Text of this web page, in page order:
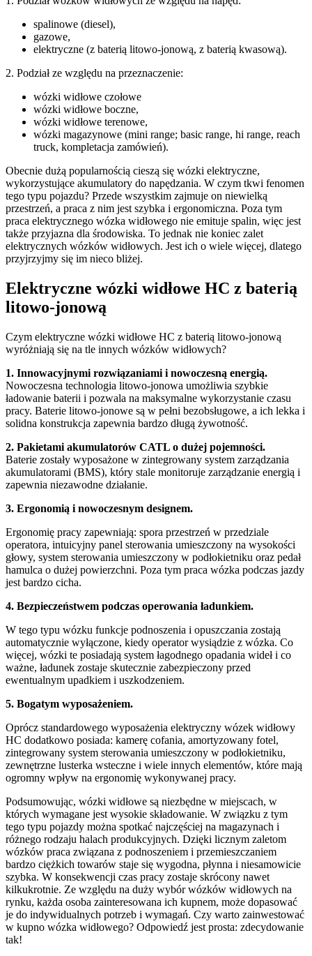
spalinowe (diesel),
gazowe,
elektryczne (z baterią litowo-jonową, z baterią kwasową).
2. Podział ze względu na przeznaczenie:
wózki widłowe czołowe
wózki widłowe boczne,
wózki widłowe terenowe,
wózki magazynowe (mini range; basic range, hi range, reach
truck, kompletacja zamówień).
Obecnie dużą popularnością cieszą się wózki elektryczne,
wykorzystujące akumulatory do napędzania. W czym tkwi fenomen
tego typu pojazdu? Przede wszystkim zajmuje on niewielką
przestrzeń, a praca z nim jest szybka i ergonomiczna. Poza tym
praca elektrycznego wózka widłowego nie emituje spalin, więc jest
także przyjazna dla środowiska. To jednak nie koniec zalet
elektrycznych wózków widłowych. Jest ich o wiele więcej, dlatego
przyjrzyjmy się im nieco bliżej.
Elektryczne wózki widłowe HC z baterią
litowo-jonową
Czym elektryczne wózki widłowe HC z baterią litowo-jonową
wyróżniają się na tle innych wózków widłowych?
1. Innowacyjnymi rozwiązaniami i nowoczesną energią.
Nowoczesna technologia litowo-jonowa umożliwia szybkie
ładowanie baterii i pozwala na maksymalne wykorzystanie czasu
pracy. Baterie litowo-jonowe są w pełni bezobsługowe, a ich lekka i
solidna konstrukcja zapewnia bardzo długą żywotność.
2. Pakietami akumulatorów CATL o dużej pojemności.
Baterie zostały wyposażone w zintegrowany system zarządzania
akumulatorami (BMS), który stale monitoruje zarządzanie energią i
zapewnia niezawodne działanie.
3. Ergonomią i nowoczesnym designem.
Ergonomię pracy zapewniają: spora przestrzeń w przedziale
operatora, intuicyjny panel sterowania umieszczony na wysokości
głowy, system sterowania umieszczony w podłokietniku oraz pedał
hamulca o dużej powierzchni. Poza tym praca wózka podczas jazdy
jest bardzo cicha.
4. Bezpieczeństwem podczas operowania ładunkiem.
W tego typu wózku funkcje podnoszenia i opuszczania zostają
automatycznie wyłączone, kiedy operator wysiądzie z wózka. Co
więcej, wózki te posiadają system łagodnego opadania wideł i co
ważne, ładunek zostaje skutecznie zabezpieczony przed
ewentualnym upadkiem i uszkodzeniem.
5. Bogatym wyposażeniem.
Oprócz standardowego wyposażenia elektryczny wózek widłowy
HC dodatkowo posiada: kamerę cofania, amortyzowany fotel,
zintegrowany system sterowania umieszczony w podłokietniku,
zewnętrzne lusterka wsteczne i wiele innych elementów, które mają
ogromny wpływ na ergonomię wykonywanej pracy.
Podsumowując, wózki widłowe są niezbędne w miejscach, w
których wymagane jest wysokie składowanie. W związku z tym
tego typu pojazdy można spotkać najczęściej na magazynach i
różnego rodzaju halach produkcyjnych. Dzięki licznym zaletom
wózków praca związana z podnoszeniem i przemieszczaniem
bardzo ciężkich towarów staje się wygodna, płynna i niesamowicie
szybka. W konsekwencji czas pracy zostaje skrócony nawet
kilkukrotnie. Ze względu na duży wybór wózków widłowych na
rynku, każda osoba zainteresowana ich kupnem, może dopasować
je do indywidualnych potrzeb i wymagań. Czy warto zainwestować
w kupno wózka widłowego? Odpowiedź jest prosta: zdecydowanie
tak!